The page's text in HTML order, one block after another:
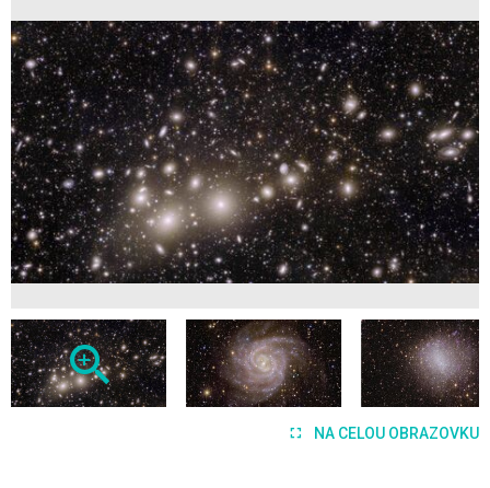
NA CELOU OBRAZOVKU